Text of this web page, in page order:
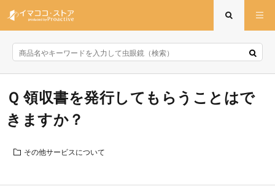
領収書を発行してもらうことはで
きますか？
その他サービスについて